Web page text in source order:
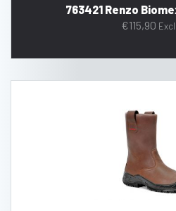
763421 Renzo
€115,90